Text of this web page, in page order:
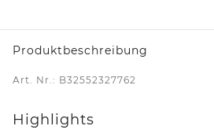
Produktbeschreibung
Art. Nr.: B32552327762
Highlights